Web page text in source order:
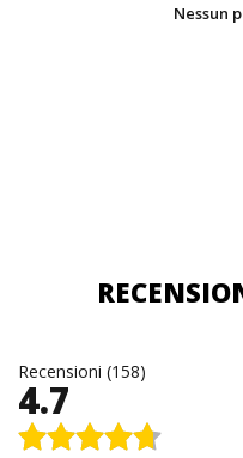
Nessun
Recensioni (158)
4.7